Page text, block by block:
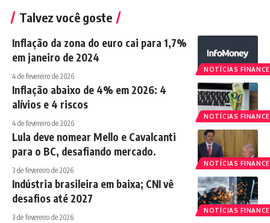
Talvez você goste
NOTÍCIAS
Inflação da zona do euro cai para 1,7%
em janeiro de 2024
4 de fevereiro de 2026
NOTÍCIAS
Inflação abaixo de 4% em 2026: 4
alívios e 4 riscos
4 de fevereiro de 2026
NOTÍCIAS
Lula deve nomear Mello e Cavalcanti
para o BC, desafiando mercado.
3 de fevereiro de 2026
NOTÍCIAS
Indústria brasileira em baixa; CNI vê
desafios até 2027
3 de fevereiro de 2026